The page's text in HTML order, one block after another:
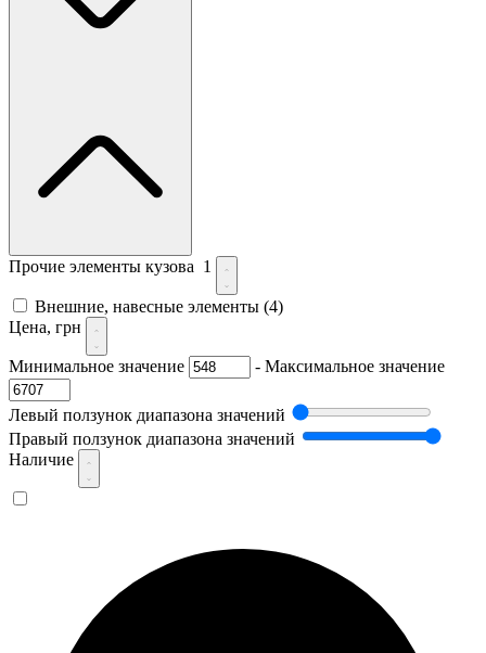
Прочие элементы кузова 1
Внешние, навесные элементы (4)
Цена, грн
Минимальное значение - Максимальное значение
Левый ползунок диапазона значений
Правый ползунок диапазона значений
Наличие